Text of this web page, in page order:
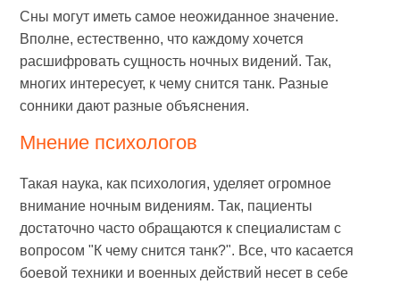
Сны могут иметь самое неожиданное значение.
Вполне, естественно, что каждому хочется
расшифровать сущность ночных видений. Так,
многих интересует, к чему снится танк. Разные
сонники дают разные объяснения.
Мнение психологов
Такая наука, как психология, уделяет огромное
внимание ночным видениям. Так, пациенты
достаточно часто обращаются к специалистам с
вопросом "К чему снится танк?". Все, что касается
боевой техники и военных действий несет в себе